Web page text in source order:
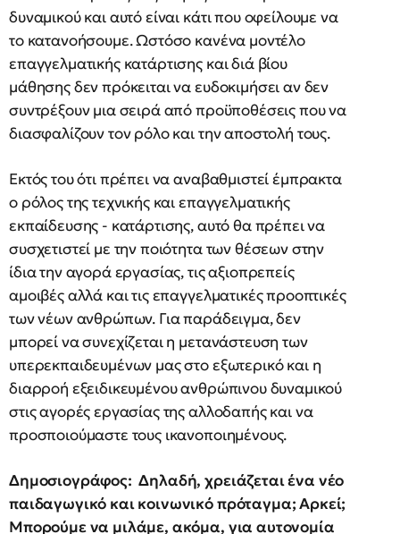
δυναμικού και αυτό είναι κάτι που οφείλουμε να
το κατανοήσουμε. Ωστόσο κανένα μοντέλο
επαγγελματικής κατάρτισης και διά βίου
μάθησης δεν πρόκειται να ευδοκιμήσει αν δεν
συντρέξουν μια σειρά από προϋποθέσεις που να
διασφαλίζουν τον ρόλο και την αποστολή τους.
Εκτός του ότι πρέπει να αναβαθμιστεί έμπρακτα
ο ρόλος της τεχνικής και επαγγελματικής
εκπαίδευσης - κατάρτισης, αυτό θα πρέπει να
συσχετιστεί με την ποιότητα των θέσεων στην
ίδια την αγορά εργασίας, τις αξιοπρεπείς
αμοιβές αλλά και τις επαγγελματικές προοπτικές
των νέων ανθρώπων. Για παράδειγμα, δεν
μπορεί να συνεχίζεται η μετανάστευση των
υπερεκπαιδευμένων μας στο εξωτερικό και η
διαρροή εξειδικευμένου ανθρώπινου δυναμικού
στις αγορές εργασίας της αλλοδαπής και να
προσποιούμαστε τους ικανοποιημένους.
Δημοσιογράφος: Δηλαδή, χρειάζεται ένα νέο
παιδαγωγικό και κοινωνικό πρόταγμα; Αρκεί;
Μπορούμε να μιλάμε, ακόμα, για αυτονομία